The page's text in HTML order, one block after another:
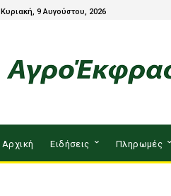
Κυριακή, 9 Αυγούστου, 2026
Αρχική Ειδήσεις Πληρωμές